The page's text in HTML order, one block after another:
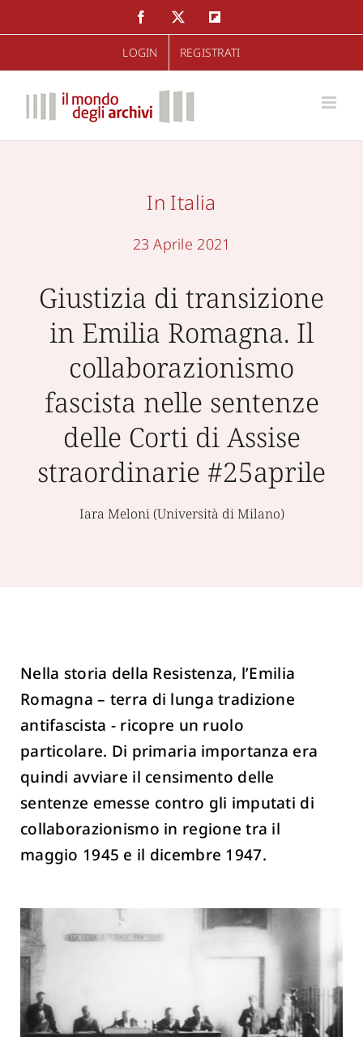
al
FacebookTwitter
LOGIN REGISTRATI
In Italia
23 Aprile 2021
Giustizia di transizione
in Emilia Romagna. Il
collaborazionismo
fascista nelle sentenze
delle Corti di Assise
straordinarie #25aprile
Iara Meloni (Università di Milano)
Nella storia della Resistenza, l’Emilia
Romagna – terra di lunga tradizione
antifascista - ricopre un ruolo
particolare. Di primaria importanza era
quindi avviare il censimento delle
sentenze emesse contro gli imputati di
collaborazionismo in regione tra il
maggio 1945 e il dicembre 1947.